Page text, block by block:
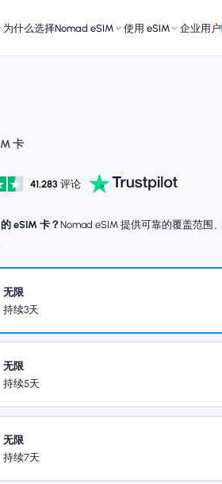
为什么选择Nomad eSIM 使用 eSIM 企业用户
卡
41,283 评论
eSIM 卡？ Nomad eSIM 提供可靠的覆盖范围
无限
持续3天
无限
持续5天
无限
持续7天